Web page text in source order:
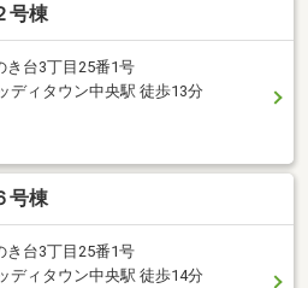
号棟
き台3丁目25番1号
ディタウン中央駅 徒歩13分
号棟
き台3丁目25番1号
ディタウン中央駅 徒歩14分